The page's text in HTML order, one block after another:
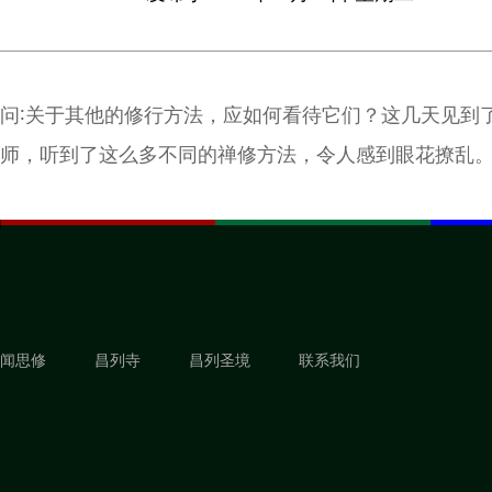
问∶关于其他的修行方法，应如何看待它们？这几天见到
师，听到了这么多不同的禅修方法，令人感到眼花撩乱
闻思修 昌列寺 昌列圣境 联系我们